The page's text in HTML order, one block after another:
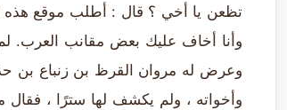
تظعن يا أخي ؟ قال : أطلب موقع هذه
وأنا أخاف عليك بعض مقانب
وعرض له مروان القرظ بن زنباع بن
وأخواته ، ولم يكشف لها سترًا ،